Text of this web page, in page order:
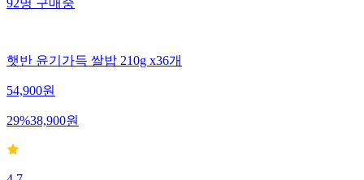
92명구매중
햇반 윤기가득 쌀밥 210g x36개
54,900원
29%38,900원